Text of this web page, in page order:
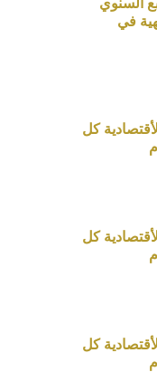
السنوي
في
كل
كل
كل